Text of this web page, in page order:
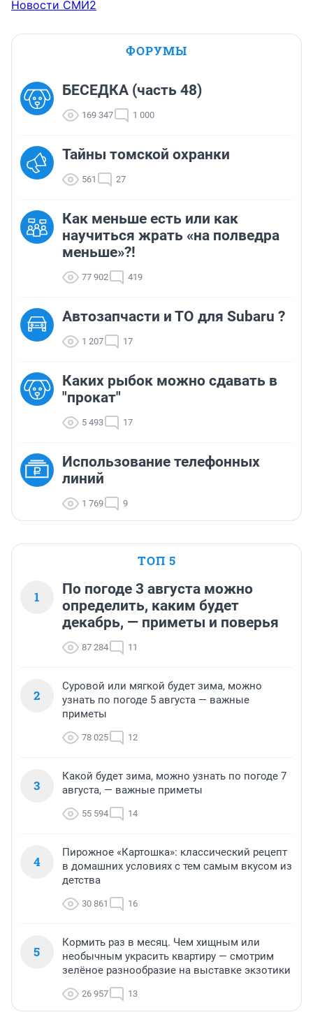
Новости СМИ2
ФОРУМЫ
БЕСЕДКА (часть 48)
169 347 1 000
Тайны томской охранки
561 27
Как меньше есть или как
научиться жрать «на полведра
меньше»?!
77 902 419
Автозапчасти и ТО для Subaru ?
1 207 17
Каких рыбок можно сдавать в
"прокат"
5 493 17
Использование телефонных
линий
1 769 9
ТОП 5
1
По погоде 3 августа можно
определить, каким будет
декабрь, — приметы и поверья
87 284 11
2
Суровой или мягкой будет зима, можно
узнать по погоде 5 августа — важные
приметы
78 025 12
3
Какой будет зима, можно узнать по погоде 7
августа, — важные приметы
55 594 14
4
Пирожное «Картошка»: классический рецепт
в домашних условиях с тем самым вкусом из
детства
30 861 16
5
Кормить раз в месяц. Чем хищным или
необычным украсить квартиру — смотрим
зелёное разнообразие на выставке экзотики
26 957 13